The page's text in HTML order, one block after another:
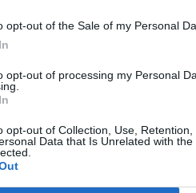
opt-out of the Sale of my Personal
opt-out of processing my Personal
opt-out of Collection, Use,
Data that Is Unrelated with
legjobbjának
szerint a Székelyföld
válogatott meghívóját.